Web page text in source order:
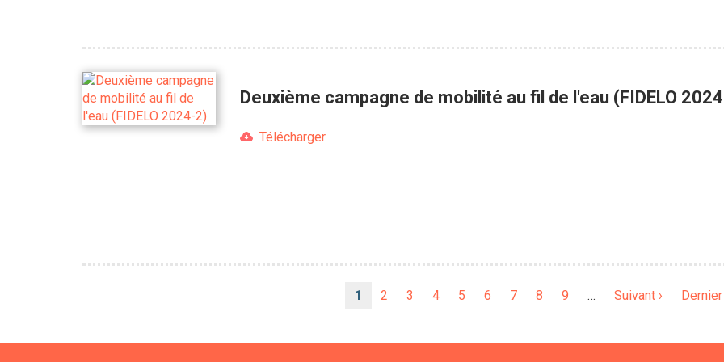
Deuxième campagne de mobilité au fil de l'eau (FIDELO
Télécharger
Page
1 Page
2 Page
3 Page
4 Page
5 Page
6 Page
7 Page
8 Page
9 …
Page
Suivant › Dernier